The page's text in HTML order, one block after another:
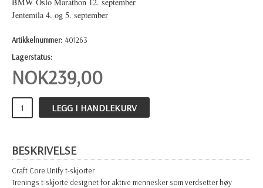
Jentemila 4. og 5. september
Artikkelnummer: 401263
Lagerstatus:
NOK239,00
LEGG I HANDLEKURV
BESKRIVELSE
Craft Core Unify t-skjorter
Trenings t-skjorte designet for aktive mennesker som verdsetter høy